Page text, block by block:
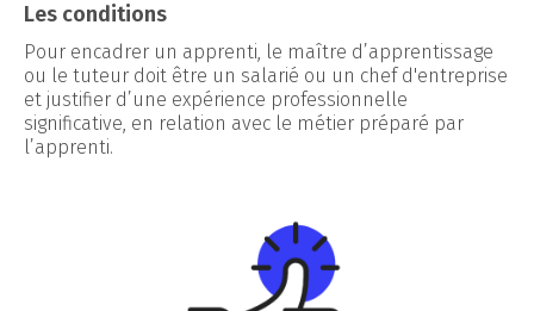
Les conditions
Pour encadrer un apprenti, le maître d’apprentissage
ou le tuteur doit être un salarié ou un chef d'entreprise
et justifier d’une expérience professionnelle
significative, en relation avec le métier préparé par
l’apprenti.